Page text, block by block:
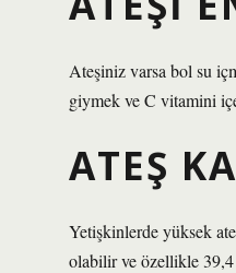
Ateşiniz varsa bol su
giymek ve C vitamini
ATEŞ
Yetişkinlerde yüksek
olabilir ve özellikle 39,4